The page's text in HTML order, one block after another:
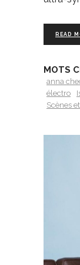
READ
MOTS
anna
électro
Scènes